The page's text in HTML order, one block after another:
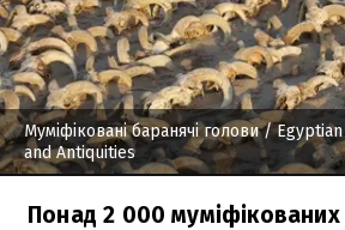
Муміфіковані баранячі голови/ Egyptian
and Antiquities
Понад 2 000